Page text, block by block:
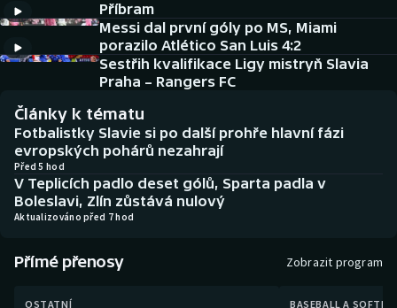
DALŠÍ SPORTY
Americký fotbal
Baseball a softbal
Basketbal
Biatlon
NEPŘEHLÉDNĚTE
Soutěže
Historické návraty
Aplikace ČT sport
Příbram
Messi dal první góly po MS, Miami
porazilo Atlético San Luis 4:2
Sestřih kvalifikace Ligy mistryň Slavia
Praha – Rangers FC
Články k tématu
Fotbalistky Slavie si po další prohře hlavní fázi
evropských pohárů nezahrají
Před 5 hod
V Teplicích padlo deset gólů, Sparta padla v
Boleslavi, Zlín zůstává nulový
Aktualizováno před 7 hod
Přímé přenosy Zobrazit program
OSTATNÍ BASEBALL A